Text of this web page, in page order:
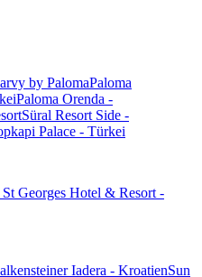
by PalomaPaloma
Paloma Orenda -
Süral Resort Side -
Palace - Türkei
St Georges Hotel & Resort -
Iadera - KroatienSun